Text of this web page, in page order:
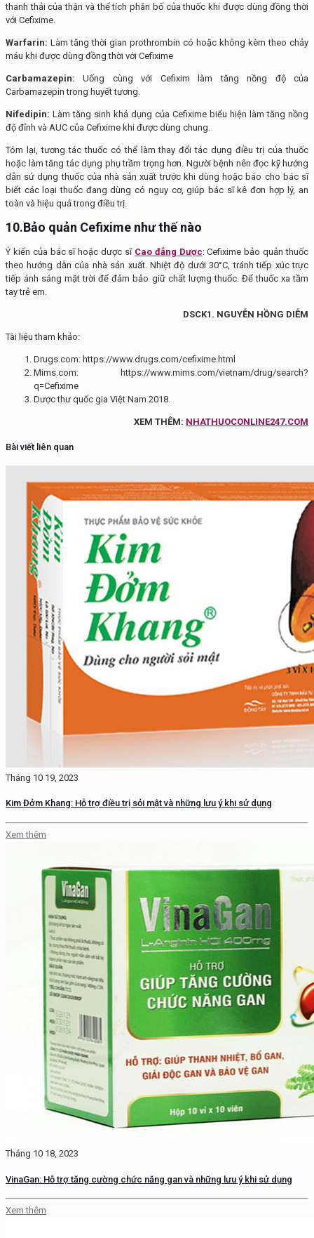
thanh thải của thận và thể tích phân bố của thuốc khi được dùng đồng thời
với Cefixime.
Warfarin: Làm tăng thời gian prothrombin có hoặc không kèm theo chảy
máu khi được dùng đồng thời với Cefixime
Carbamazepin: Uống cùng với Cefixim làm tăng nồng độ của
Carbamazepin trong huyết tương.
Nifedipin: Làm tăng sinh khả dụng của Cefixime biểu hiện làm tăng nồng
độ đỉnh và AUC của Cefixime khi được dùng chung.
Tóm lại, tương tác thuốc có thể làm thay đổi tác dụng điều trị của thuốc
hoặc làm tăng tác dụng phụ trầm trọng hơn. Người bệnh nên đọc kỹ hướng
dẫn sử dụng thuốc của nhà sản xuất trước khi dùng hoặc báo cho bác sĩ
biết các loại thuốc đang dùng có nguy cơ, giúp bác sĩ kê đơn hợp lý, an
toàn và hiệu quả trong điều trị.
10.Bảo quản Cefixime như thế nào
Ý kiến của bác sĩ hoặc dược sĩ Cao đẳng Dược: Cefixime bảo quản thuốc
theo hướng dẫn của nhà sản xuất. Nhiệt độ dưới 30°C, tránh tiếp xúc trực
tiếp ánh sáng mặt trời để đảm bảo giữ chất lượng thuốc. Để thuốc xa tầm
tay trẻ em.
DSCK1. NGUYỄN HỒNG DIỄM
Tài liệu tham khảo:
Drugs.com: https://www.drugs.com/cefixime.html
Mims.com: https://www.mims.com/vietnam/drug/search?
q=Cefixime
Dược thư quốc gia Việt Nam 2018.
XEM THÊM: NHATHUOCONLINE247.COM
Bài viết liên quan
Tháng 10 19, 2023
Kim Đởm Khang: Hỗ trợ điều trị sỏi mật và những lưu ý khi sử dụng
Xem thêm
Tháng 10 18, 2023
VinaGan: Hỗ trợ tăng cường chức năng gan và những lưu ý khi sử dụng
Xem thêm